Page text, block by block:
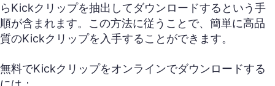
らKickクリップを抽出してダウンロードするという手
順が含まれます。この方法に従うことで、簡単に高品
質のKickクリップを入手することができます。
無料でKickクリップをオンラインでダウンロードする